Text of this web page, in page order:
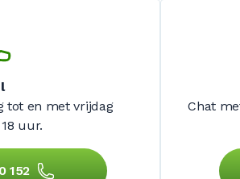
tot en met vrijdag
uur.
152
Chat